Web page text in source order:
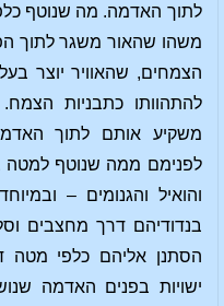
לתוך האדמה. מה שנוטף
משהו שהאור משגר לתוך
הצמחים, שהאוויר יוצר
להתהוותו כתבניות
משקיע אותם לתוך
לפנימם ממה שנוטף למטה
והואיל והגנומים –
בנדודיהם דרך מחצבים
הסתנן אליהם כלפי מטה
ישויות בפנים האדמה